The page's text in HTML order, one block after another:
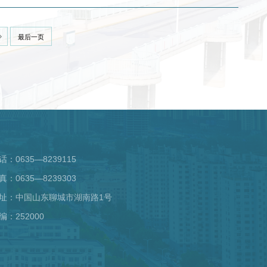
最后一页
：0635—8239115
：0635—8239303
：中国山东聊城市湖南路1号
：252000